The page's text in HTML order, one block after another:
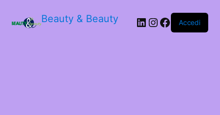
Beauty & Beauty LinkedIn
Instagram
Facebook
Accedi